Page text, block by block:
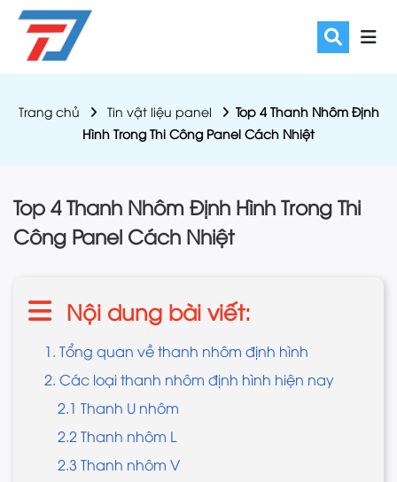
Trang chủ Tin vật liệu panel
Top 4 Thanh Nhôm Định
Hình Trong Thi Công Panel Cách Nhiệt
Top 4 Thanh Nhôm Định Hình Trong Thi
Công Panel Cách Nhiệt
Nội dung bài viết:
1. Tổng quan về thanh nhôm định hình
2. Các loại thanh nhôm định hình hiện nay
2.1 Thanh U nhôm
2.2 Thanh nhôm L
2.3 Thanh nhôm V